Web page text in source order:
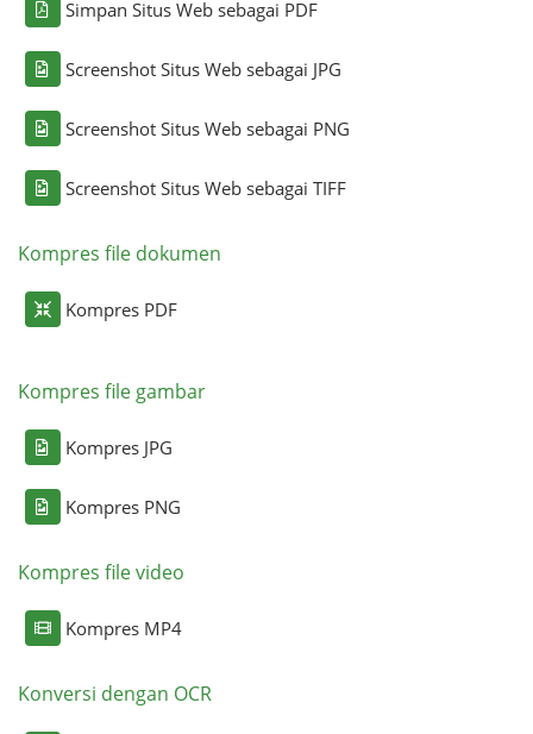
Simpan Situs Web sebagai PDF
Screenshot Situs Web sebagai JPG
Screenshot Situs Web sebagai PNG
Screenshot Situs Web sebagai TIFF
Kompres file dokumen
Kompres PDF
Kompres file gambar
Kompres JPG
Kompres PNG
Kompres file video
Kompres MP4
Konversi dengan OCR